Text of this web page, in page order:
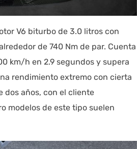
V6 biturbo de 3.0 litros con
de 740 Nm de par. Cuenta
km/h en 2.9 segundos y supera
rendimiento extremo con cierta
dos años, con el cliente
modelos de este tipo suelen